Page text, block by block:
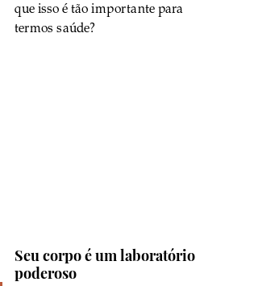
que isso é tão importante para
termos saúde?
Seu corpo é um laboratório
poderoso